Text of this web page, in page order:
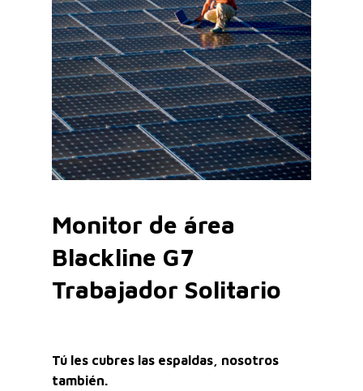
Monitor de área
Blackline G7
Trabajador Solitario
Tú les cubres las espaldas, nosotros
también.